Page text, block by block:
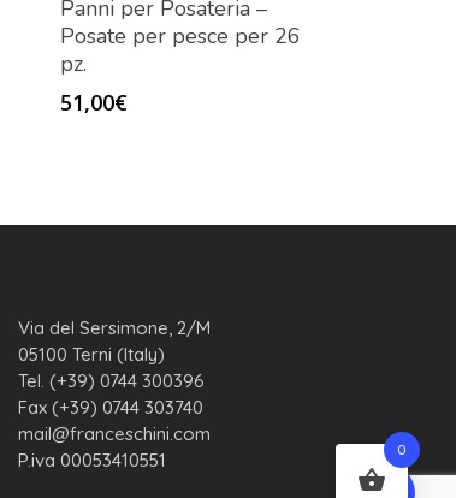
Panni per Posateria –
Posate per pesce per 26
pz.
51,00€
Via del Sersimone, 2/M
05100 Terni (Italy)
Tel. (+39) 0744 300396
Fax (+39) 0744 303740
mail@franceschini.com
P.iva 00053410551
0